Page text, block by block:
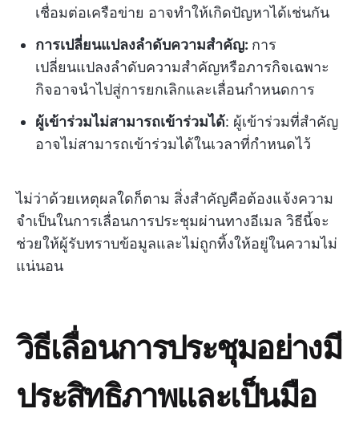
เชื่อมต่อเครือข่าย อาจทำให้เกิดปัญหาได้เช่นกัน
การเปลี่ยนแปลงลำดับความสำคัญ: การ
เปลี่ยนแปลงลำดับความสำคัญหรือภารกิจเฉพาะ
กิจอาจนำไปสู่การยกเลิกและเลื่อนกำหนดการ
ผู้เข้าร่วมไม่สามารถเข้าร่วมได้: ผู้เข้าร่วมที่สำคัญ
อาจไม่สามารถเข้าร่วมได้ในเวลาที่กำหนดไว้
ไม่ว่าด้วยเหตุผลใดก็ตาม สิ่งสำคัญคือต้องแจ้งความ
จำเป็นในการเลื่อนการประชุมผ่านทางอีเมล วิธีนี้จะ
ช่วยให้ผู้รับทราบข้อมูลและไม่ถูกทิ้งให้อยู่ในความไม่
แน่นอน
วิธีเลื่อนการประชุมอย่างมี
ประสิทธิภาพและเป็นมือ